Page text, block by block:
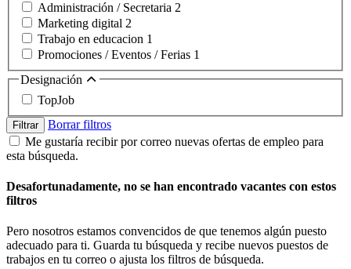
Administración / Secretaria 2
Marketing digital 2
Trabajo en educacion 1
Promociones / Eventos / Ferias 1
Designación
TopJob
Filtrar
Borrar filtros
Me gustaría recibir por correo nuevas ofertas de empleo para
esta búsqueda.
Desafortunadamente, no se han encontrado vacantes con estos
filtros
Pero nosotros estamos convencidos de que tenemos algún puesto
adecuado para ti. Guarda tu búsqueda y recibe nuevos puestos de
trabajos en tu correo o ajusta los filtros de búsqueda.